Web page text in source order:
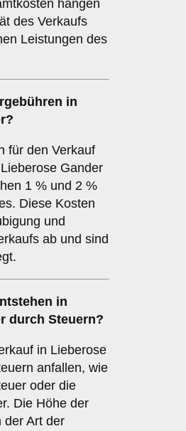
hängen
des Verkaufs
Leistungen des
in
für den Verkauf
Gander
1 % und 2 %
Diese Kosten
und
ab und sind
in
durch Steuern?
in Lieberose
anfallen, wie
oder die
Die Höhe der
der Art der